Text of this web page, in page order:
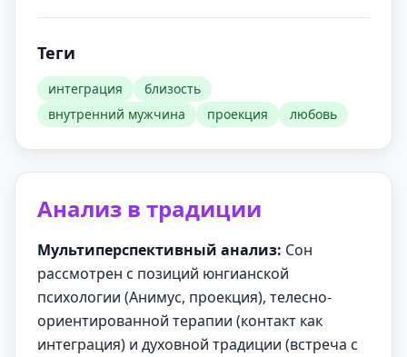
Теги
интеграция
близость
внутренний мужчина
проекция любовь
Анализ в традиции
Мультиперспективный анализ: Сон
рассмотрен с позиций юнгианской
психологии (Анимус, проекция), телесно-
ориентированной терапии (контакт как
интеграция) и духовной традиции (встреча с